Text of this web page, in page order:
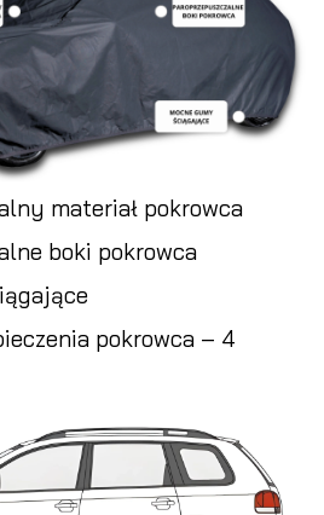
materiał pokrowca
boki pokrowca
pokrowca – 4